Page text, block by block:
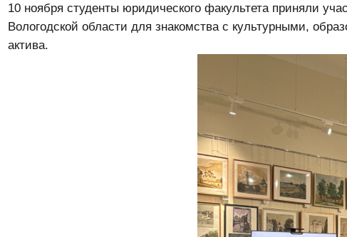
10 ноября студенты юридического факультета приняли
Вологодской области для знакомства с культурными,
актива.